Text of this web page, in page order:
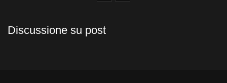
Discussione su post